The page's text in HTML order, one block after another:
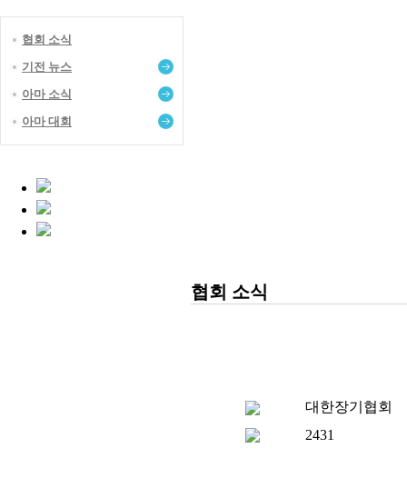
협회 소식
기전 뉴스
아마 소식
아마 대회
협회 소식
대한장기협회
2431